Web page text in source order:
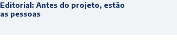
Editorial: Antes do projeto, estão
as pessoas